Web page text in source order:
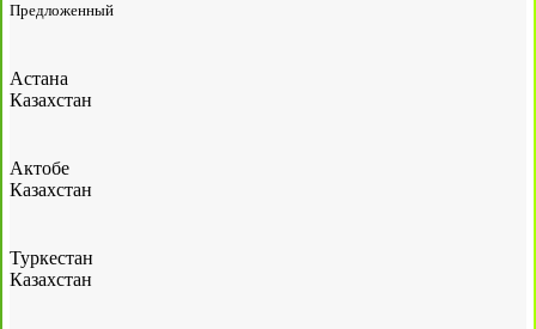
Предложенный
Астана
Казахстан
Актобе
Казахстан
Туркестан
Казахстан